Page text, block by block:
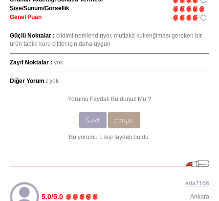
Şişe/Sunum/Görsellik
Genel Puan
Güçlü Noktalar : cildimi nemlendırıyor. mutlaka kullenğlması gereken bir
ürün tabiki kuru ciltler için daha uygun
Zayıf Noktalar : yok
Diğer Yorum : yok
Yorumu Faydalı Buldunuz Mu ?
Evet Hayır
Bu yorumu 1 kişi faydalı buldu.
5.0/5.0
eda7106
Ankara